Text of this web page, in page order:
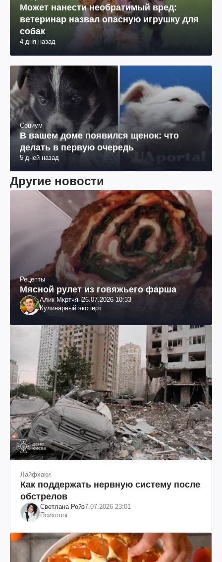
Может нанести необратимый вред:
ветеринар назвал опасную игрушку для
собак
4 дня назад
Социум
В вашем доме появился щенок: что
делать в первую очередь
5 дней назад
Другие новости
Рецепты
Мясной рулет из говяжьего фарша
Алик Мкртчян26.07.2026 10:33
Кулинарный эксперт
Лайфхаки
Как поддержать нервную систему после
обстрелов
Светлана Ройз7.07.2026 23:01
Психолог